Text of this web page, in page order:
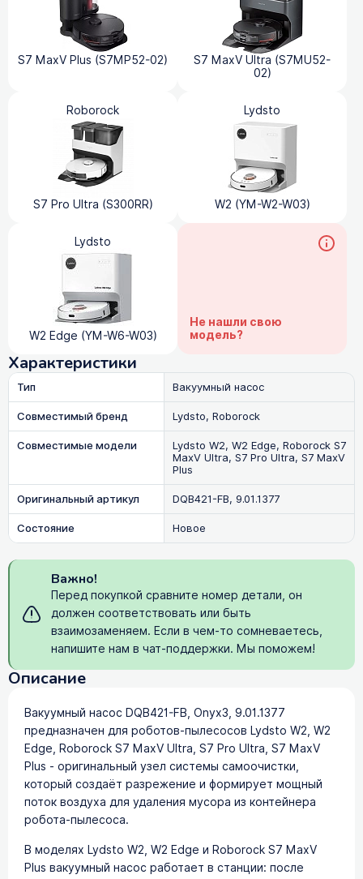
S7 MaxV Plus (S7MP52-02)
S7 MaxV Ultra (S7MU52-
02)
Roborock
S7 Pro Ultra (S300RR)
Lydsto
W2 (YM-W2-W03)
Lydsto
W2 Edge (YM-W6-W03)
Не нашли свою
модель?
Характеристики
Тип
Вакуумный насос
Совместимый бренд
Lydsto, Roborock
Совместимые модели
Lydsto W2, W2 Edge, Roborock S7
MaxV Ultra, S7 Pro Ultra, S7 MaxV
Plus
Оригинальный артикул
DQB421-FB, 9.01.1377
Состояние
Новое
Важно!
Перед покупкой сравните номер детали, он
должен соответствовать или быть
взаимозаменяем. Если в чем-то сомневаетесь,
напишите нам в чат-поддержки. Мы поможем!
Описание
Вакуумный насос DQB421-FB, Onyx3, 9.01.1377
предназначен для роботов-пылесосов Lydsto W2, W2
Edge, Roborock S7 MaxV Ultra, S7 Pro Ultra, S7 MaxV
Plus - оригинальный узел системы самоочистки,
который создаёт разрежение и формирует мощный
поток воздуха для удаления мусора из контейнера
робота-пылесоса.
В моделях Lydsto W2, W2 Edge и Roborock S7 MaxV
Plus вакуумный насос работает в станции: после